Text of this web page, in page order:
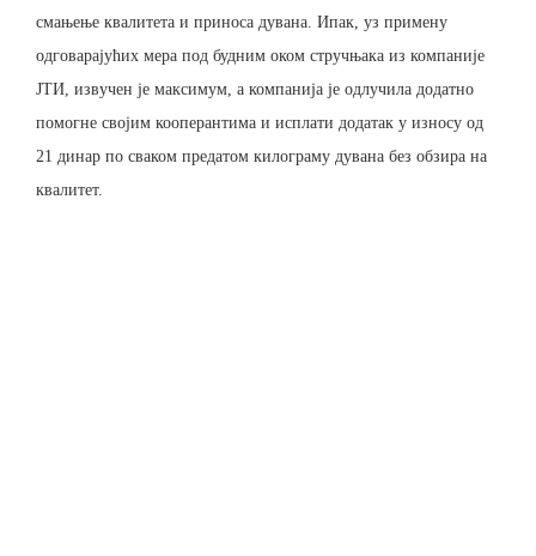
смањење квалитета и приноса дувана. Ипак, уз примену
одговарајућих мера под будним оком стручњака из компаније
ЈТИ, извучен је максимум, а компанија је одлучила додатно
помогне својим кооперантима и исплати додатак у износу од
21 динар по сваком предатом килограму дувана без обзира на
квалитет.